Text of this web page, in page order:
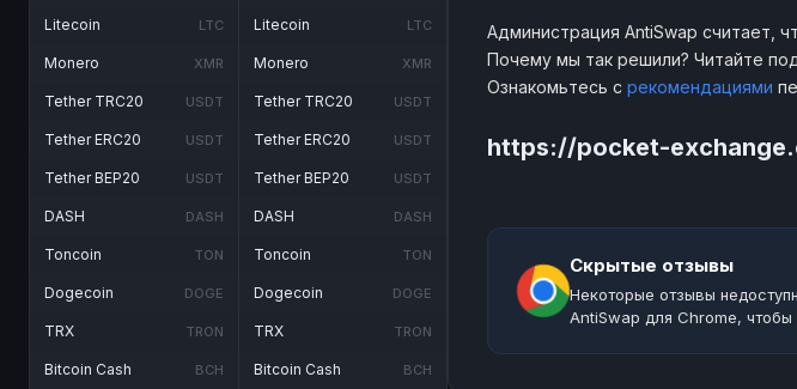
Litecoin LTC
Monero XMR
Tether TRC20 USDT
Tether ERC20 USDT
Tether BEP20 USDT
DASH DASH
Toncoin TON
Dogecoin DOGE
TRX TRON
Bitcoin Cash BCH
Litecoin LTC
Monero XMR
Tether TRC20 USDT
Tether ERC20 USDT
Tether BEP20 USDT
DASH DASH
Toncoin TON
Dogecoin DOGE
TRX TRON
Bitcoin Cash BCH
Администрация AntiSwap считает,
Почему мы так решили? Читайте
Ознакомьтесь с рекомендациями
https://pocket-
Скрытые отзывы
Некоторые отзывы
AntiSwap для Chrome, чтобы